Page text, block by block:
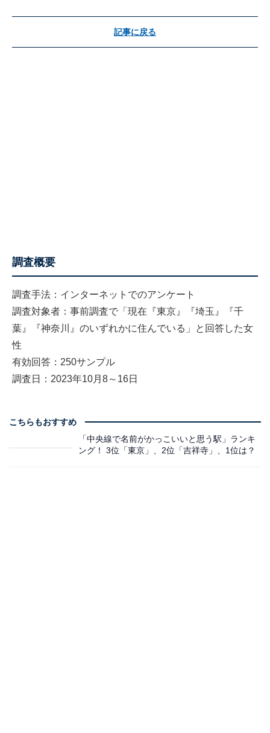
記事に戻る
調査概要
調査手法：インターネットでのアンケート
調査対象者：事前調査で「現在『東京』『埼玉』『千
葉』『神奈川』のいずれかに住んでいる」と回答した女
性
有効回答：250サンプル
調査日：2023年10月8～16日
こちらもおすすめ
「中央線で名前がかっこいいと思う駅」ランキ
ング！ 3位「東京」、2位「吉祥寺」、1位は？